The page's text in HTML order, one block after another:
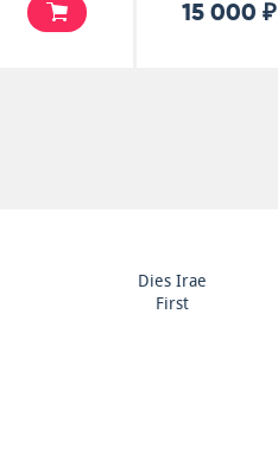
15 000 ₽
Budgie
Bandolier